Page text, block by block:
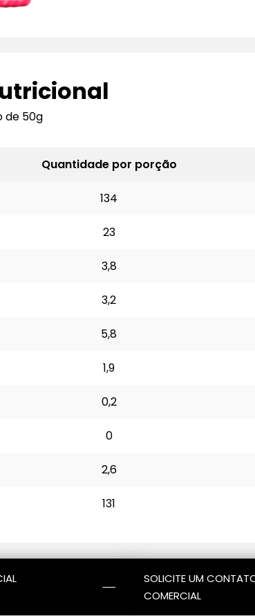
de 50g
Quantidade por porção
134
23
3,8
3,2
5,8
1,9
0,2
0
2,6
131
SOLICITE UM
COMERCIAL